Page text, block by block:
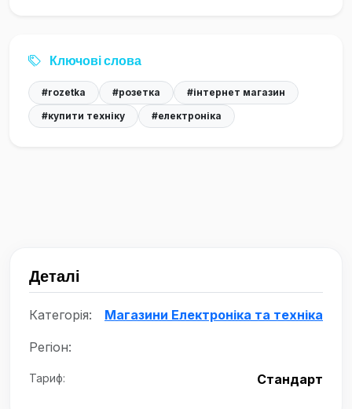
Ключові слова
#rozetka #розетка
#інтернет магазин
#купити техніку
#електроніка
Деталі
Категорія: Магазини Електроніка та техніка
Регіон:
Тариф: Стандарт